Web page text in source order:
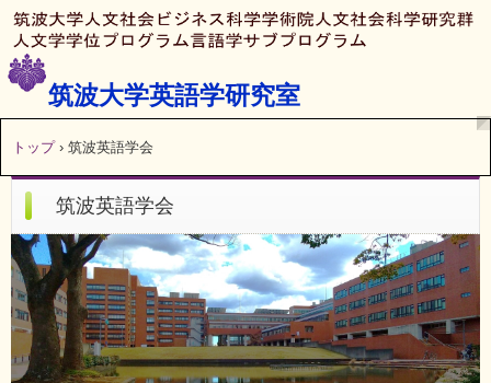
筑波大学英語学研究室
トップ › 筑波英語学会
筑波英語学会